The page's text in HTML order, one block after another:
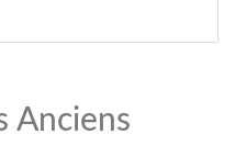
Anciens